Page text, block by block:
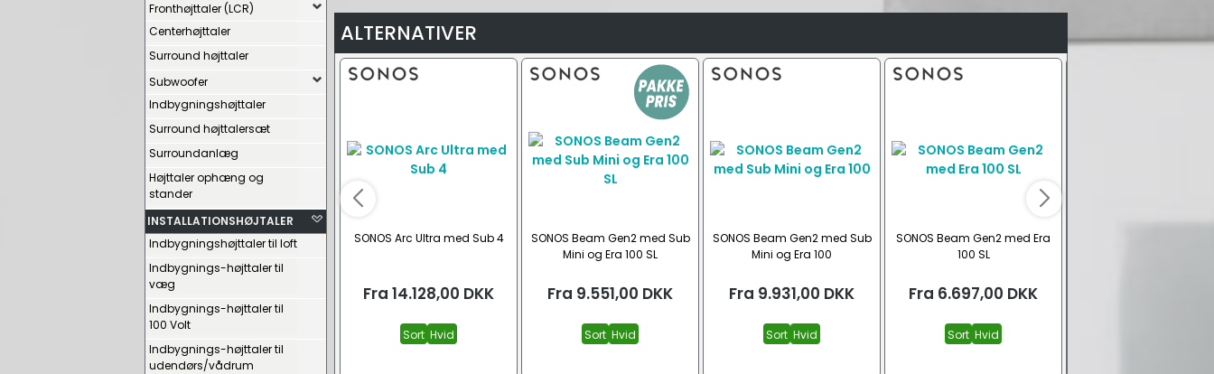
Fronthøjttaler (LCR)
Centerhøjttaler
Surround højttaler
Subwoofer
Indbygningshøjttaler
Surround højttalersæt
Surroundanlæg
Højttaler ophæng og
stander
INSTALLATIONSHØJTALER
Indbygningshøjttaler til loft
Indbygnings-højttaler til
væg
Indbygnings-højttaler til
100 Volt
Indbygnings-højttaler til
udendørs/vådrum
ALTERNATIVER
SONOS Arc Ultra med Sub 4
Fra 14.128,00 DKK
Sort Hvid
SONOS Beam Gen2 med Sub
Mini og Era 100 SL
Fra 9.551,00 DKK
Sort Hvid
SONOS Beam Gen2 med Sub
Mini og Era 100
Fra 9.931,00 DKK
Sort Hvid
SONOS Beam Gen2 med Era
100 SL
Fra 6.697,00 DKK
Sort Hvid